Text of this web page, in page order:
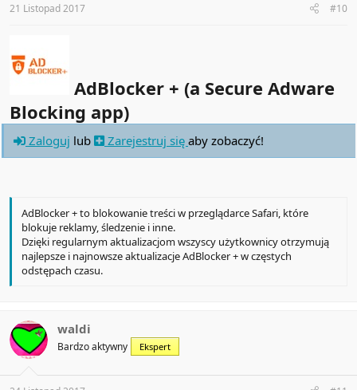
21 Listopad 2017 #10
AdBlocker + (a Secure Adware
Blocking app)
Zaloguj lub Zarejestruj się aby zobaczyć!
AdBlocker + to blokowanie treści w przeglądarce Safari, które
blokuje reklamy, śledzenie i inne.
Dzięki regularnym aktualizacjom wszyscy użytkownicy otrzymują
najlepsze i najnowsze aktualizacje AdBlocker + w częstych
odstępach czasu.
waldi
Bardzo aktywny Ekspert